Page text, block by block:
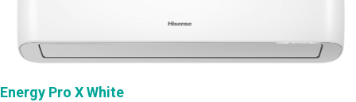
Energy Pro X White